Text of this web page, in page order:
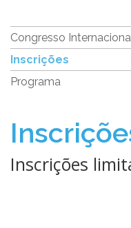
Congresso
Inscrições
Programa
Inscrições